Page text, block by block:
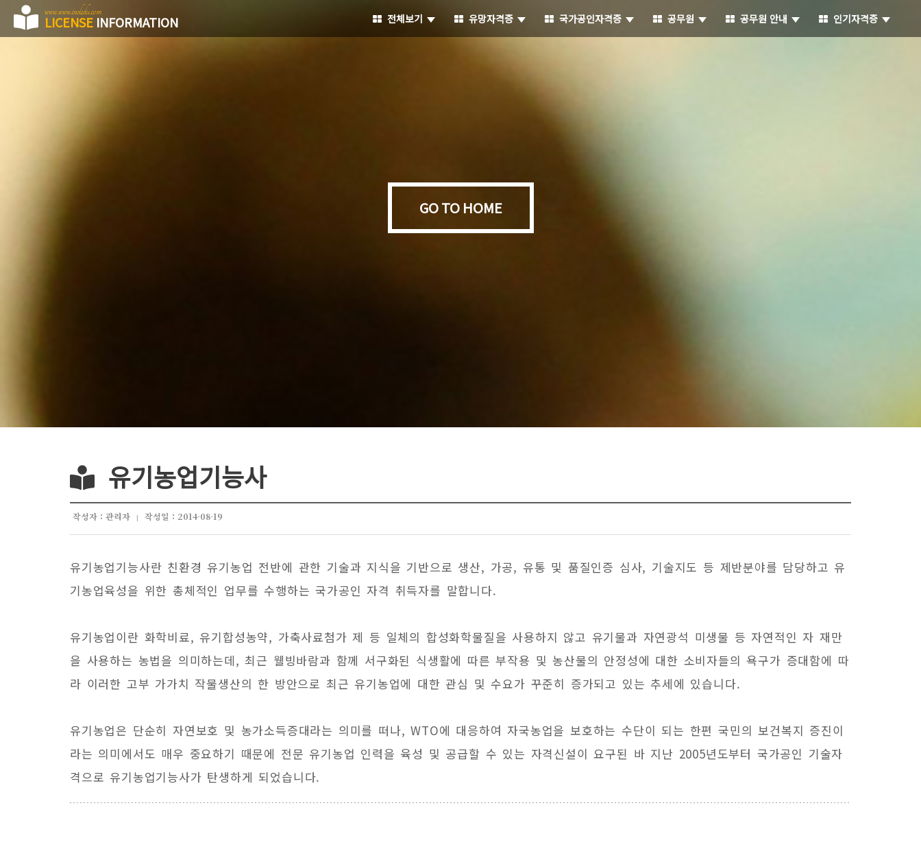
www.www.inoledu.com
LICENSE INFORMATION 전체보기 유망자격증 국가공인자격증 공무원 공무원 안내 인기자격증
GO TO HOME
유기농업기능사
작성자 : 관리자 | 작성일 : 2014-08-19
유기농업기능사란 친환경 유기농업 전반에 관한 기술과 지식을 기반으로 생산, 가공, 유통 및 품질인증 심사, 기술지도 등 제반분야를 담당하고 유
기농업육성을 위한 총체적인 업무를 수행하는 국가공인 자격 취득자를 말합니다.
유기농업이란 화학비료, 유기합성농약, 가축사료첨가 제 등 일체의 합성화학물질을 사용하지 않고 유기물과 자연광석 미생물 등 자연적인 자 재만
을 사용하는 농법을 의미하는데, 최근 웰빙바람과 함께 서구화된 식생활에 따른 부작용 및 농산물의 안정성에 대한 소비자들의 욕구가 증대함에 따
라 이러한 고부 가가치 작물생산의 한 방안으로 최근 유기농업에 대한 관심 및 수요가 꾸준히 증가되고 있는 추세에 있습니다.
유기농업은 단순히 자연보호 및 농가소득증대라는 의미를 떠나, WTO에 대응하여 자국농업을 보호하는 수단이 되는 한편 국민의 보건복지 증진이
라는 의미에서도 매우 중요하기 때문에 전문 유기농업 인력을 육성 및 공급할 수 있는 자격신설이 요구된 바 지난 2005년도부터 국가공인 기술자
격으로 유기농업기능사가 탄생하게 되었습니다.